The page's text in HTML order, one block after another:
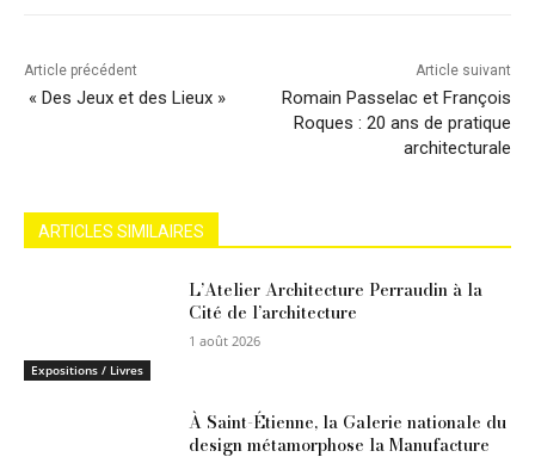
Article précédent
« Des Jeux et des Lieux »
Article suivant
Romain Passelac et François
Roques : 20 ans de pratique
architecturale
ARTICLES SIMILAIRES
Expositions / Livres
L’Atelier Architecture Perraudin à la
Cité de l’architecture
1 août 2026
À Saint-Étienne, la Galerie nationale du
design métamorphose la Manufacture